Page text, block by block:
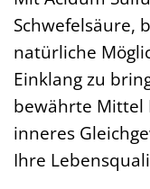
Schwefelsäure,
natürliche
Einklang zu
bewährte Mittel
inneres
Ihre